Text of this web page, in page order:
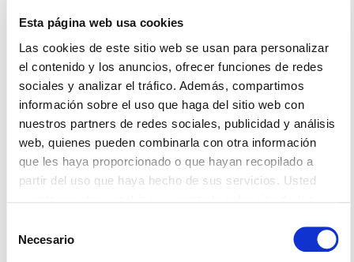
Esta página web usa cookies
Las cookies de este sitio web se usan para personalizar
el contenido y los anuncios, ofrecer funciones de redes
sociales y analizar el tráfico. Además, compartimos
información sobre el uso que haga del sitio web con
nuestros partners de redes sociales, publicidad y análisis
web, quienes pueden combinarla con otra información
que les haya proporcionado o que hayan recopilado a
partir del uso que haya hecho de sus servicios. Usted
Necesario
Entre sus funciones habituales se encuentran:
Definir los indicadores relevantes.
Configurar informes y cuadros de mando.
Analizar tendencias.
Detectar desviaciones.
Coordinar acciones de mejora.
Evaluar el rendimiento de equipos y procesos.
Disponer de datos fiables y accesibles facilita
Cómo una centralita